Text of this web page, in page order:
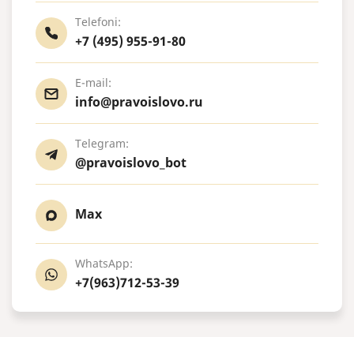
Telefoni:
+7 (495) 955-91-80
E-mail:
info@pravoislovo.ru
Telegram:
@pravoislovo_bot
Max
WhatsApp:
+7(963)712-53-39